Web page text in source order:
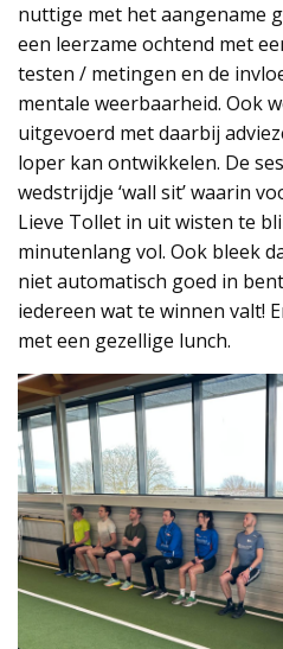
nuttige met het aangename
een leerzame ochtend met
testen / metingen en de
mentale weerbaarheid. Ook
uitgevoerd met daarbij
loper kan ontwikkelen. De
wedstrijdje ‘wall sit’ waarin
Lieve Tollet in uit wisten te
minutenlang vol. Ook bleek
niet automatisch goed in
iedereen wat te winnen valt!
met een gezellige lunch.